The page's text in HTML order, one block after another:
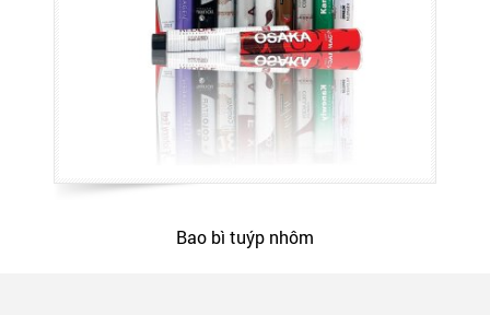
Bao bì tuýp nhôm